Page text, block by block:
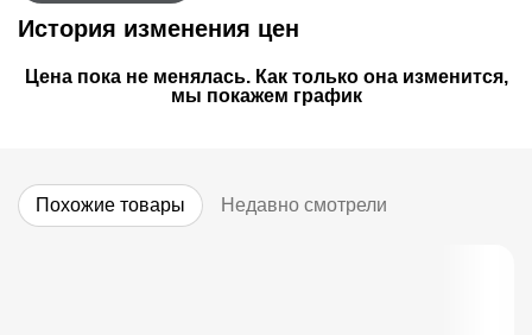
История изменения цен
Цена пока не менялась. Как только она изменится,
мы покажем график
Похожие товары Недавно смотрели